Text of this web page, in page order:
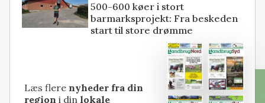
500-600 køer i stort
barmarksprojekt: Fra beskeden
start til store drømme
Læs flere nyheder fra din
region i dinlokale